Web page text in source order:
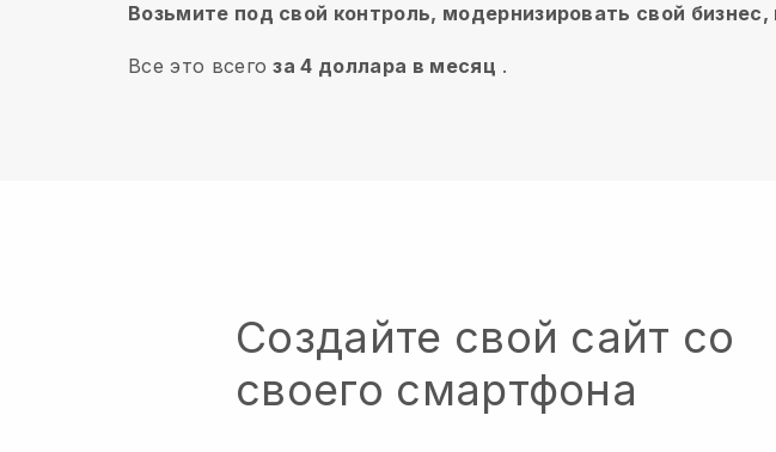
Возьмите под свой контроль, модернизировать свой
Все это всегоза 4 доллара в месяц .
Создайте свой сайт со
своего смартфона